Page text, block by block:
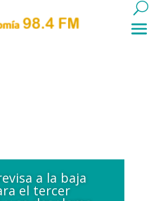
a la baja
el tercer